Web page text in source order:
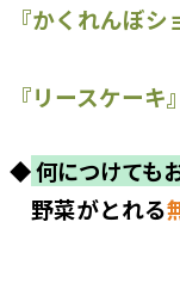
『かくれんぼシ
『リースケーキ』
◆何につけても
野菜がとれる